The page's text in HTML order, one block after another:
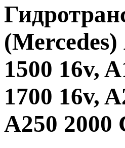
1500 16v,
1700 16v,
A250 2000